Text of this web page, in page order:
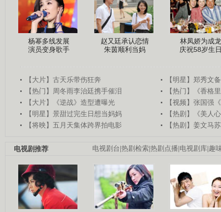
杨幂多线发展
演员变身歌手
赵又廷承认恋情
朱茵顺利当妈
林凤娇为成龙
庆祝58岁生
【大片】古天乐带伤狂奔
【明星】郑秀文
【热门】周冬雨李治廷携手催泪
【热门】《香格
【大片】《逆战》造型遭曝光
【视频】张国强
【明星】景甜过完生日想当妈妈
【热剧】《美人
【将映】五月天集体跨界拍电影
【热剧】姜文马
电视剧台|热剧检索|热剧点播|电视剧库|趣
电视剧推荐